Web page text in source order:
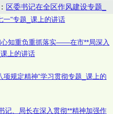
区委书记在全区作风建设专题_
一"专题_课上的讲话
心知重负重抓落实——在市**局深入
上的讲话
项规定精神”学习贯彻专题_课上的
记、局长在深入贯彻**精神加强作